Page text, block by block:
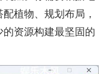
植物、规划布局，
资源构建最坚固的